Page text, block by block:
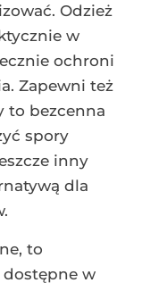
Odzież
w
ochroni
Zapewni też
to bezcenna
spory
inny
dla
to
dostępne w